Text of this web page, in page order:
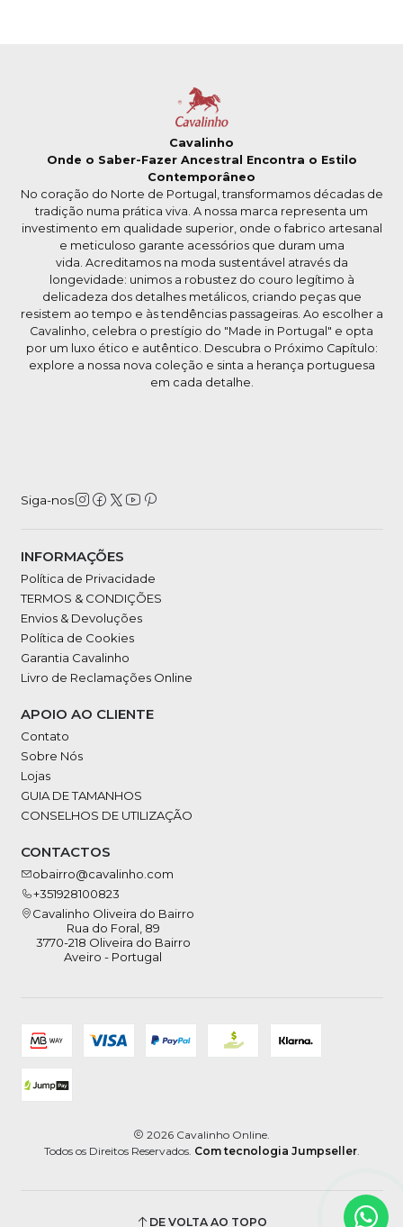
Cavalinho
Onde o Saber-Fazer Ancestral Encontra o Estilo
Contemporâneo
No coração do Norte de Portugal, transformamos décadas de
tradição numa prática viva. A nossa marca representa um
investimento em qualidade superior, onde o fabrico artesanal
e meticuloso garante acessórios que duram uma
vida. Acreditamos na moda sustentável através da
longevidade: unimos a robustez do couro legítimo à
delicadeza dos detalhes metálicos, criando peças que
resistem ao tempo e às tendências passageiras. Ao escolher a
Cavalinho, celebra o prestígio do "Made in Portugal" e opta
por um luxo ético e autêntico. Descubra o Próximo Capítulo:
explore a nossa nova coleção e sinta a herança portuguesa
em cada detalhe.
Siga-nos
INFORMAÇÕES
Política de Privacidade
TERMOS & CONDIÇÕES
Envios & Devoluções
Política de Cookies
Garantia Cavalinho
Livro de Reclamações Online
APOIO AO CLIENTE
Contato
Sobre Nós
Lojas
GUIA DE TAMANHOS
CONSELHOS DE UTILIZAÇÃO
CONTACTOS
obairro@cavalinho.com
+351928100823
Cavalinho Oliveira do Bairro
Rua do Foral, 89
3770-218 Oliveira do Bairro
Aveiro - Portugal
2026 Cavalinho Online.
Todos os Direitos Reservados. Com tecnologia Jumpseller.
DE VOLTA AO TOPO